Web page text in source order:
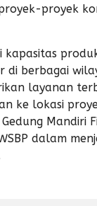
proyek
kapasitas
berbagai
layanan
ke lokasi
Mandiri
dalam